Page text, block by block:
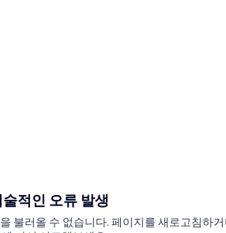
술적인 오류 발생
불러올 수 없습니다. 페이지를 새로고침하